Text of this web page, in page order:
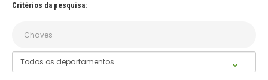
Critérios da pesquisa: